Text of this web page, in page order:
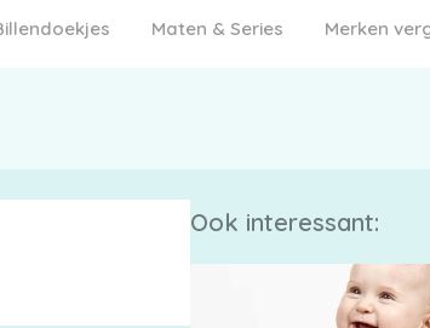
Maten & Series Merken
Ook interessant: